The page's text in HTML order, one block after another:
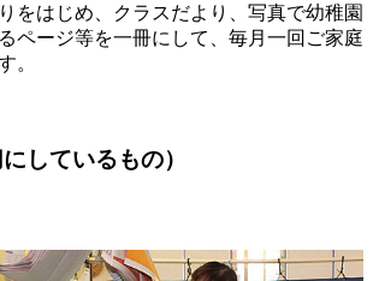
をはじめ、クラスだより、写真で幼稚園
ページ等を一冊にして、毎月一回ご家庭
。
しているもの）